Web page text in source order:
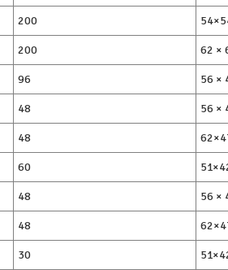
200
200 62 ×
96 56 ×
48 56 ×
48
60
48 56 ×
48
30